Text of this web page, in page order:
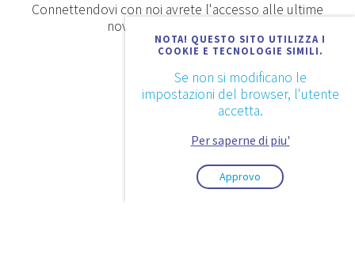
NOTA! QUESTO SITO UTILIZZA I
COOKIE E TECNOLOGIE SIMILI.
Se non si modificano le
impostazioni del browser, l'utente
accetta.
Per saperne di piu'
Approvo
Connettendovi con noi avrete l'accesso alle ultime
novità, offerte e prodotti